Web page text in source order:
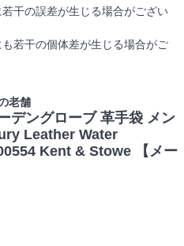
干の誤差が生じる場合がござい
若干の個体差が生じる場合がご
老舗
デングローブ 革手袋 メン
Leather Water
Kent & Stowe 【メー